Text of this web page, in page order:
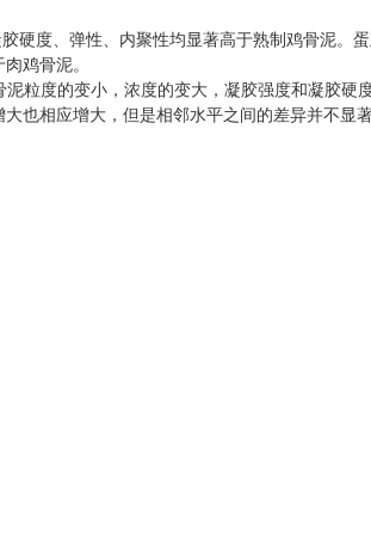
硬度、弹性、内聚性均显著高于熟制鸡骨泥。
鸡骨泥。
粒度的变小，浓度的变大，凝胶强度和凝胶硬
也相应增大，但是相邻水平之间的差异并不显著